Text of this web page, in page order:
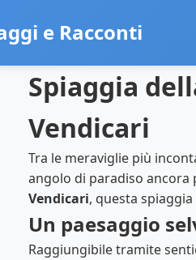
e Racconti
Spiaggia
Vendicari
Tra le meraviglie più
angolo di paradiso ancora
Vendicari, questa
Un paesaggio
Raggiungibile tramite